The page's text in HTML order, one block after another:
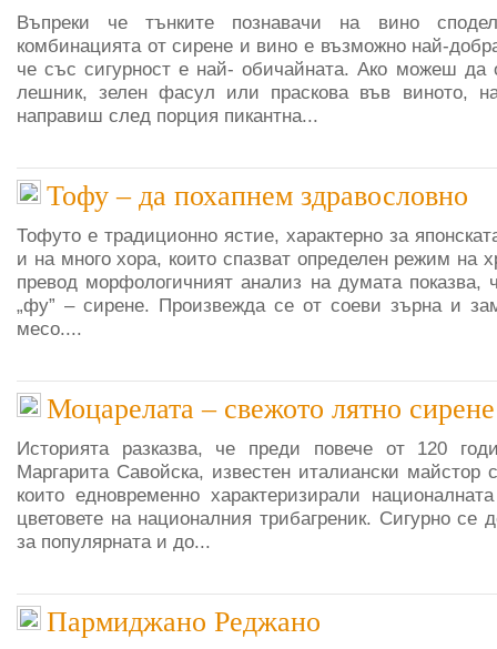
Въпреки че тънките познавачи на вино
комбинацията от сирене и вино е възможно най-
че със сигурност е най- обичайната. Ако можеш да
лешник, зелен фасул или праскова във виното,
направиш след порция пикантна...
Тофу – да похапнем здравословно
Тофуто е традиционно ястие, характерно за
и на много хора, които спазват определен режим на
превод морфологичният анализ на думата показва,
„фу” – сирене. Произвежда се от соеви зърна и
месо....
Моцарелата – свежото лятно сирене
Историята разказва, че преди повече от 120
Маргарита Савойска, известен италиански майстор
които едновременно характеризирали
цветовете на националния трибагреник. Сигурно се
за популярната и до...
Пармиджано Реджано